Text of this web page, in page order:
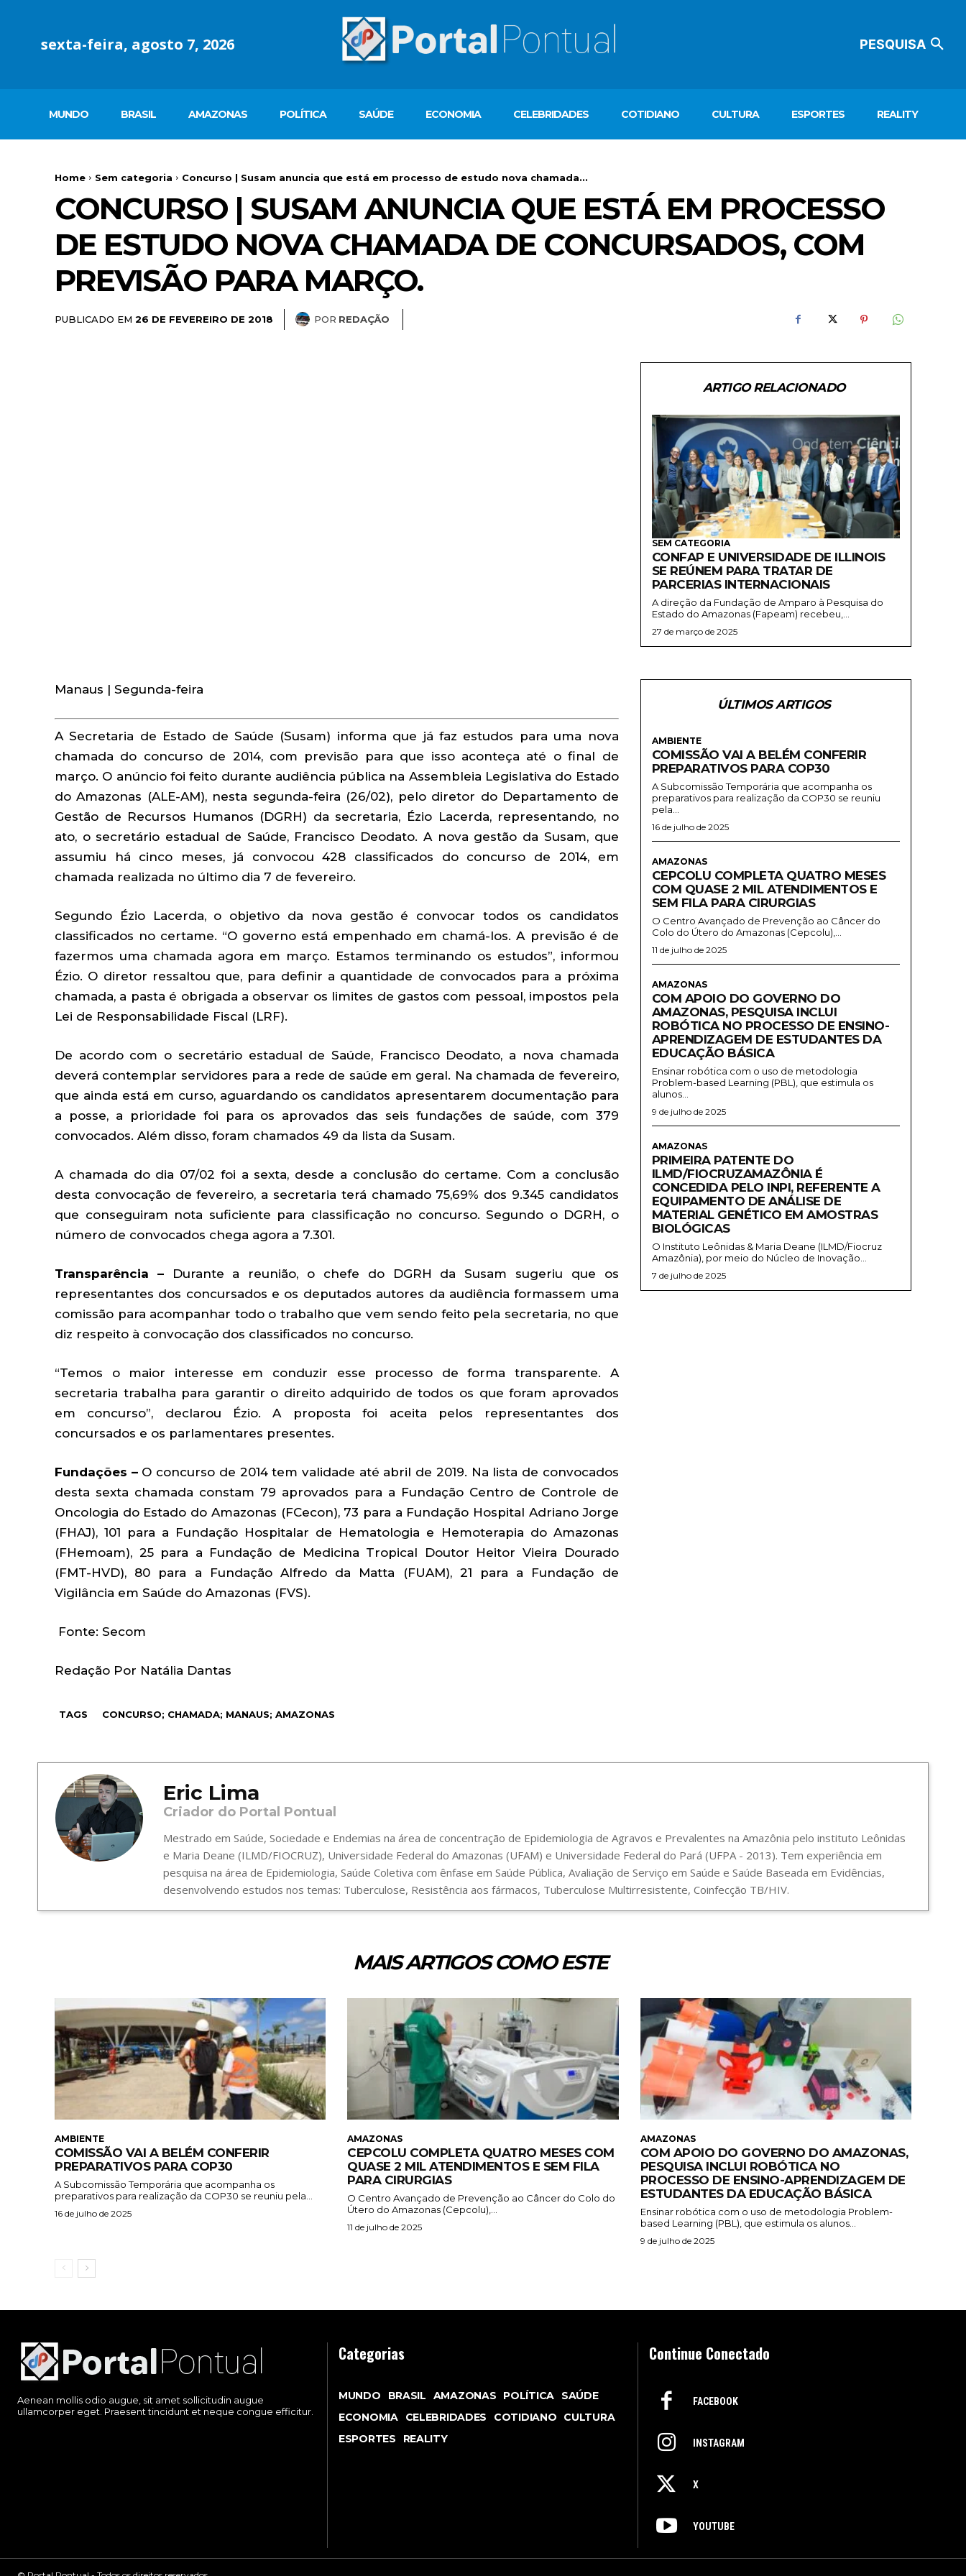
sexta-feira, agosto 7, 2026 PESQUISA
MUNDO BRASIL AMAZONAS POLÍTICA SAÚDE ECONOMIA CELEBRIDADES COTIDIANO CULTURA ESPORTES REALITY
Home Sem categoria Concurso | Susam anuncia que está em processo de estudo nova chamada...
CONCURSO | SUSAM ANUNCIA QUE ESTÁ EM PROCESSO
DE ESTUDO NOVA CHAMADA DE CONCURSADOS, COM
PREVISÃO PARA MARÇO.
PUBLICADO EM 26 DE FEVEREIRO DE 2018 POR REDAÇÃO
ARTIGO RELACIONADO
SEM CATEGORIA
CONFAP E UNIVERSIDADE DE ILLINOIS
SE REÚNEM PARA TRATAR DE
PARCERIAS INTERNACIONAIS
A direção da Fundação de Amparo à Pesquisa do
Estado do Amazonas (Fapeam) recebeu,...
27 de março de 2025
Manaus | Segunda-feira
A Secretaria de Estado de Saúde (Susam) informa que já faz estudos para uma nova
chamada do concurso de 2014, com previsão para que isso aconteça até o final de
março. O anúncio foi feito durante audiência pública na Assembleia Legislativa do Estado
do Amazonas (ALE-AM), nesta segunda-feira (26/02), pelo diretor do Departamento de
Gestão de Recursos Humanos (DGRH) da secretaria, Ézio Lacerda, representando, no
ato, o secretário estadual de Saúde, Francisco Deodato. A nova gestão da Susam, que
assumiu há cinco meses, já convocou 428 classificados do concurso de 2014, em
chamada realizada no último dia 7 de fevereiro.
Segundo Ézio Lacerda, o objetivo da nova gestão é convocar todos os candidatos
classificados no certame. “O governo está empenhado em chamá-los. A previsão é de
fazermos uma chamada agora em março. Estamos terminando os estudos”, informou
Ézio. O diretor ressaltou que, para definir a quantidade de convocados para a próxima
chamada, a pasta é obrigada a observar os limites de gastos com pessoal, impostos pela
Lei de Responsabilidade Fiscal (LRF).
De acordo com o secretário estadual de Saúde, Francisco Deodato, a nova chamada
deverá contemplar servidores para a rede de saúde em geral. Na chamada de fevereiro,
que ainda está em curso, aguardando os candidatos apresentarem documentação para
a posse, a prioridade foi para os aprovados das seis fundações de saúde, com 379
convocados. Além disso, foram chamados 49 da lista da Susam.
A chamada do dia 07/02 foi a sexta, desde a conclusão do certame. Com a conclusão
desta convocação de fevereiro, a secretaria terá chamado 75,69% dos 9.345 candidatos
que conseguiram nota suficiente para classificação no concurso. Segundo o DGRH, o
número de convocados chega agora a 7.301.
Transparência –Durante a reunião, o chefe do DGRH da Susam sugeriu que os
representantes dos concursados e os deputados autores da audiência formassem uma
comissão para acompanhar todo o trabalho que vem sendo feito pela secretaria, no que
diz respeito à convocação dos classificados no concurso.
“Temos o maior interesse em conduzir esse processo de forma transparente. A
secretaria trabalha para garantir o direito adquirido de todos os que foram aprovados
em concurso”, declarou Ézio. A proposta foi aceita pelos representantes dos
concursados e os parlamentares presentes.
Fundações – O concurso de 2014 tem validade até abril de 2019. Na lista de convocados
desta sexta chamada constam 79 aprovados para a Fundação Centro de Controle de
Oncologia do Estado do Amazonas (FCecon), 73 para a Fundação Hospital Adriano Jorge
(FHAJ), 101 para a Fundação Hospitalar de Hematologia e Hemoterapia do Amazonas
(FHemoam), 25 para a Fundação de Medicina Tropical Doutor Heitor Vieira Dourado
(FMT-HVD), 80 para a Fundação Alfredo da Matta (FUAM), 21 para a Fundação de
Vigilância em Saúde do Amazonas (FVS).
Fonte: Secom
Redação Por Natália Dantas
TAGS CONCURSO; CHAMADA; MANAUS; AMAZONAS
ÚLTIMOS ARTIGOS
AMBIENTE
COMISSÃO VAI A BELÉM CONFERIR
PREPARATIVOS PARA COP30
A Subcomissão Temporária que acompanha os
preparativos para realização da COP30 se reuniu
pela...
16 de julho de 2025
AMAZONAS
CEPCOLU COMPLETA QUATRO MESES
COM QUASE 2 MIL ATENDIMENTOS E
SEM FILA PARA CIRURGIAS
O Centro Avançado de Prevenção ao Câncer do
Colo do Útero do Amazonas (Cepcolu),...
11 de julho de 2025
AMAZONAS
COM APOIO DO GOVERNO DO
AMAZONAS, PESQUISA INCLUI
ROBÓTICA NO PROCESSO DE ENSINO-
APRENDIZAGEM DE ESTUDANTES DA
EDUCAÇÃO BÁSICA
Ensinar robótica com o uso de metodologia
Problem-based Learning (PBL), que estimula os
alunos...
9 de julho de 2025
AMAZONAS
PRIMEIRA PATENTE DO
ILMD/FIOCRUZAMAZÔNIA É
CONCEDIDA PELO INPI, REFERENTE A
EQUIPAMENTO DE ANÁLISE DE
MATERIAL GENÉTICO EM AMOSTRAS
BIOLÓGICAS
O Instituto Leônidas & Maria Deane (ILMD/Fiocruz
Amazônia), por meio do Núcleo de Inovação...
7 de julho de 2025
Eric Lima
Criador do Portal Pontual
Mestrado em Saúde, Sociedade e Endemias na área de concentração de Epidemiologia de Agravos e Prevalentes na Amazônia pelo instituto Leônidas
e Maria Deane (ILMD/FIOCRUZ), Universidade Federal do Amazonas (UFAM) e Universidade Federal do Pará (UFPA - 2013). Tem experiência em
pesquisa na área de Epidemiologia, Saúde Coletiva com ênfase em Saúde Pública, Avaliação de Serviço em Saúde e Saúde Baseada em Evidências,
desenvolvendo estudos nos temas: Tuberculose, Resistência aos fármacos, Tuberculose Multirresistente, Coinfecção TB/HIV.
MAIS ARTIGOS COMO ESTE
AMBIENTE
COMISSÃO VAI A BELÉM CONFERIR
PREPARATIVOS PARA COP30
A Subcomissão Temporária que acompanha os
preparativos para realização da COP30 se reuniu pela...
16 de julho de 2025
AMAZONAS
CEPCOLU COMPLETA QUATRO MESES COM
QUASE 2 MIL ATENDIMENTOS E SEM FILA
PARA CIRURGIAS
O Centro Avançado de Prevenção ao Câncer do Colo do
Útero do Amazonas (Cepcolu),...
11 de julho de 2025
AMAZONAS
COM APOIO DO GOVERNO DO AMAZONAS,
PESQUISA INCLUI ROBÓTICA NO
PROCESSO DE ENSINO-APRENDIZAGEM DE
ESTUDANTES DA EDUCAÇÃO BÁSICA
Ensinar robótica com o uso de metodologia Problem-
based Learning (PBL), que estimula os alunos...
9 de julho de 2025
Aenean mollis odio augue, sit amet sollicitudin augue
ullamcorper eget. Praesent tincidunt et neque congue efficitur.
Categorias
MUNDO BRASIL AMAZONAS POLÍTICA
SAÚDE
ECONOMIA
CELEBRIDADES COTIDIANO
CULTURA
ESPORTES
REALITY
Continue Conectado
FACEBOOK
INSTAGRAM
X
YOUTUBE